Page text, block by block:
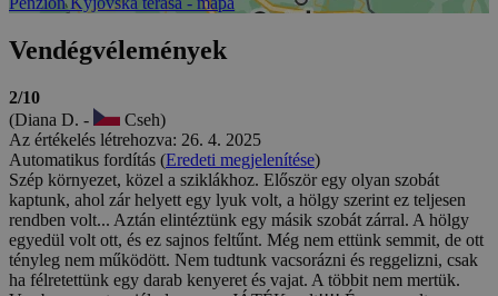
Vendégvélemények
2/10
(Diana D. -
Cseh)
Az értékelés létrehozva: 26. 4. 2025
Automatikus fordítás (Eredeti megjelenítése)
Szép környezet, közel a sziklákhoz. Először egy olyan szobát
kaptunk, ahol zár helyett egy lyuk volt, a hölgy szerint ez teljesen
rendben volt... Aztán elintéztünk egy másik szobát zárral. A hölgy
egyedül volt ott, és ez sajnos feltűnt. Még nem ettünk semmit, de ott
tényleg nem működött. Nem tudtunk vacsorázni és reggelizni, csak
ha félretettünk egy darab kenyeret és vajat. A többit nem mertük.